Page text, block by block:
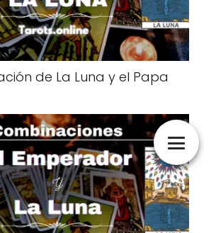
de La Luna y el Papa